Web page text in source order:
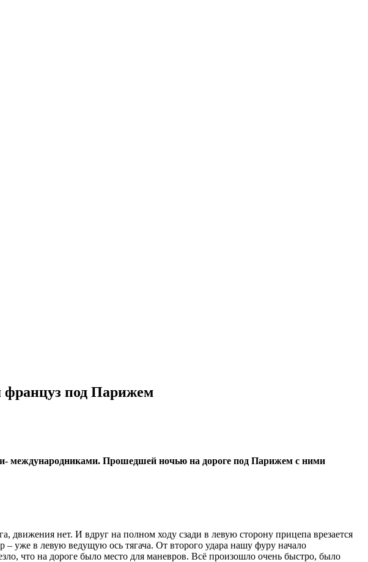
француз под Парижем
международниками. Прошедшей ночью на дороге под Парижем с ними
нет. И вдруг на полном ходу сзади в левую сторону прицепа врезается
– уже в левую ведущую ось тягача. От второго удара нашу фуру начало
что на дороге было место для маневров. Всё произошло очень быстро, было